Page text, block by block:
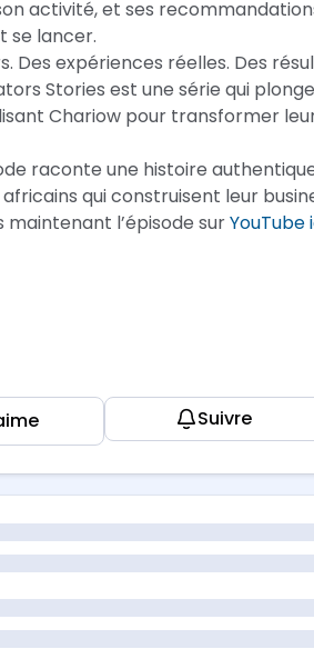
activité, et ses
se lancer.
Des expériences réelles. Des
Stories est une série qui
Chariow pour transformer
raconte une histoire
qui construisent leur
maintenant l’épisode surYouTube
pour le prochain épisode et
de créateurs.
Suivre